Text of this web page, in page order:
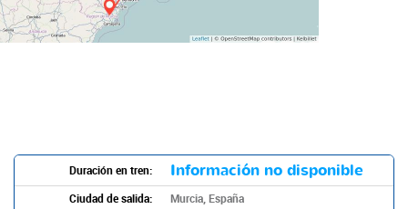
Duración en tren: Información no disponible
Ciudad de salida:
Murcia, España